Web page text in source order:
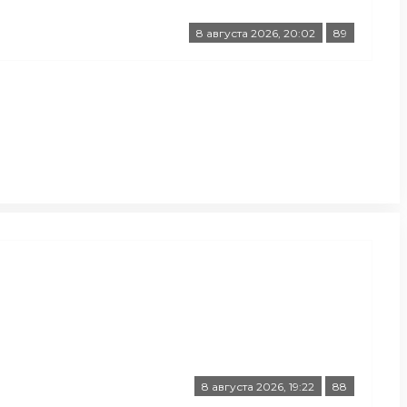
8 августа 2026, 20:02 89
8 августа 2026, 19:22 88